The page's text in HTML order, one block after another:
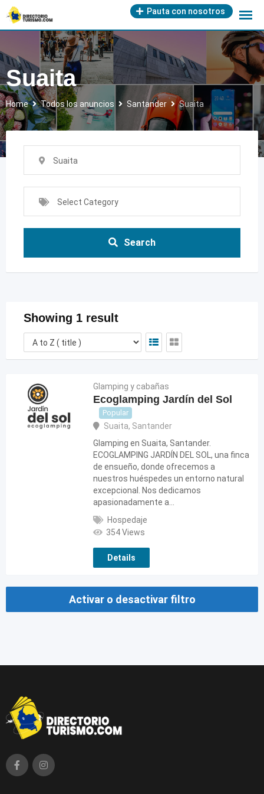
Skip
to
content
Pauta con nosotros
Suaita
Home Todos los anuncios Santander Suaita
Suaita
Select Category
Search
Showing 1 result
Glamping y cabañas
Ecoglamping Jardín del Sol
Popular
Suaita, Santander
Glamping en Suaita, Santander.
ECOGLAMPING JARDÍN DEL SOL, una finca
de ensueño, donde ofrecemos a
nuestros huéspedes un entorno natural
excepcional. Nos dedicamos
apasionadamente a…
Hospedaje
354 Views
Details
Activar o desactivar filtro